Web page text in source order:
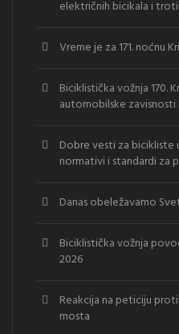
električnih bicikala i
Vreme je za 171. noćnu
Biciklistička vožnja 170.
automobilske
Dobre vesti za bicikliste
normativi i standardi za
Danas obeležavamo
Biciklistička vožnja
2026
Reakcija na peticiju
mosta